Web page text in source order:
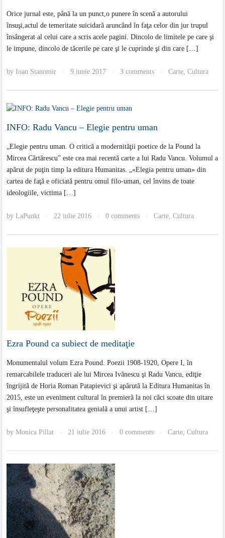
Orice jurnal este, până la un punct,o punere în scenă a autorului
însuşi,actul de temeritate suicidară aruncând în faţa celor din jur trupul
însângerat al celui care a scris acele pagini. Dincolo de limitele pe care şi
le impune, dincolo de tăcerile pe care şi le cuprinde şi din care […]
by Ioan Stanomir · 9 iunie 2017 · 3 comments · Carte ,Cultura
INFO: Radu Vancu – Elegie pentru uman
„Elegie pentru uman. O critică a modernităţii poetice de la Pound la
Mircea Cărtărescu” este cea mai recentă carte a lui Radu Vancu. Volumul a
apărut de puţin timp la editura Humanitas. „«Elegia pentru uman» din
cartea de faţă e oficiată pentru omul filo-uman, cel învins de toate
ideologiile, victima […]
byLaPunkt · 22 iulie 2016 · 0 comments · Carte,Cultura
Ezra Pound ca subiect de meditaţie
Monumentalul volum Ezra Pound. Poezii 1908-1920, Opere I, în
remarcabilele traduceri ale lui Mircea Ivãnescu şi Radu Vancu, ediţie
îngrijitã de Horia Roman Patapievici şi apãrutã la Editura Humanitas în
2015, este un eveniment cultural în premierã la noi cãci scoate din uitare
şi însufleţeşte personalitatea genialã a unui artist […]
byMonica Pillat · 21 iulie 2016 · 0 comments · Carte,Cultura